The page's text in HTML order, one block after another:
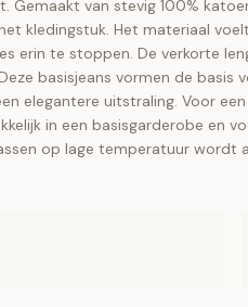
van stevig 100%
kledingstuk. Het materiaal
erin te stoppen. De verkorte
basisjeans vormen de basis
elegantere uitstraling. Voor
in een basisgarderobe en
op lage temperatuur wordt